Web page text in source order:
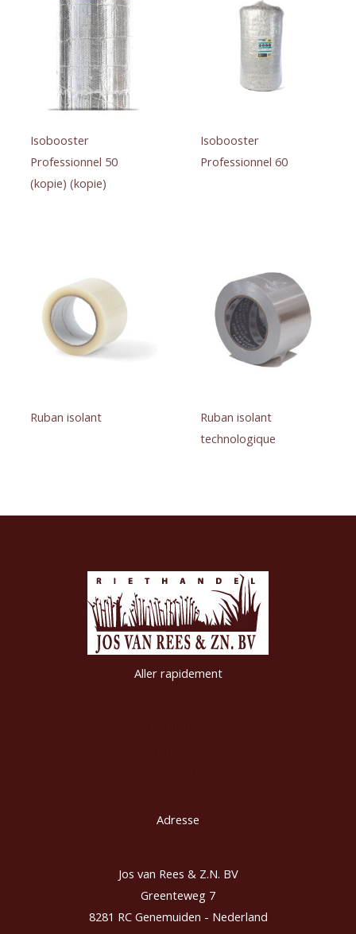
Isobooster
Professionnel 50
(kopie) (kopie)
Isobooster
Professionnel 60
Ruban isolant
Ruban isolant
technologique
Aller rapidement
Adresse
Jos van Rees & Z.N. BV
Greenteweg 7
8281 RC Genemuiden - Nederland